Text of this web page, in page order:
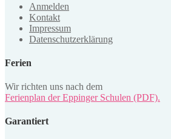
Anmelden
Kontakt
Impressum
Datenschutzerklärung
Ferien
Wir richten uns nach dem
Ferienplan der Eppinger Schulen (PDF).
Garantiert